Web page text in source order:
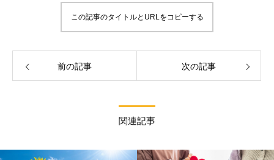
この記事のタイトルとURLをコピーする
前の記事 次の記事
関連記事